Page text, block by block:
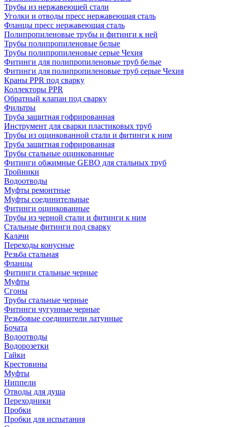
Трубы из нержавеющей стали
Уголки и отводы пресс нержавеющая сталь
Фланцы пресс нержавеющая сталь
Полипропиленовые трубы и фитинги к ней
Трубы полипропиленовые белые
Трубы полипропиленовые серые Чехия
Фитинги для полипропиленовые труб белые
Фитинги для полипропиленовые труб серые Чехия
Краны PPR под сварку
Коллекторы PPR
Обратный клапан под сварку
Фильтры
Труба защитная гофрированная
Инструмент для сварки пластиковых труб
Трубы из оцинкованной стали и фитинги к ним
Труба защитная гофрированная
Трубы стальные оцинкованные
Фитинги обжимные GEBO для стальных труб
Тройники
Водоотводы
Муфты ремонтные
Муфты соединительные
Фитинги оцинкованные
Трубы из черной стали и фитинги к ним
Стальные фитинги под сварку
Калачи
Переходы конусные
Резьба стальная
Фланцы
Фитинги стальные черные
Муфты
Сгоны
Трубы стальные черные
Фитинги чугунные черные
Резьбовые соединители латунные
Бочата
Водоотводы
Водорозетки
Гайки
Крестовины
Муфты
Ниппели
Отводы для душа
Переходники
Пробки
Пробки для испытания